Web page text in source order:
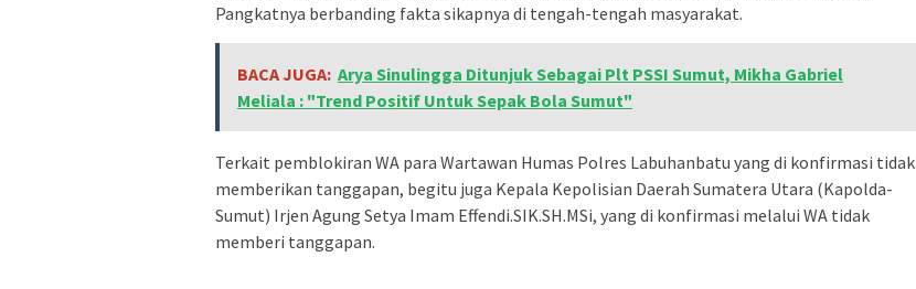
Pangkatnya berbanding fakta sikapnya di tengah-tengah masyarakat.
BACA JUGA: Arya Sinulingga Ditunjuk Sebagai Plt PSSI Sumut, Mikha Gabriel
Meliala : "Trend Positif Untuk Sepak Bola Sumut"
Terkait pemblokiran WA para Wartawan Humas Polres Labuhanbatu yang di konfirmasi tidak
memberikan tanggapan, begitu juga Kepala Kepolisian Daerah Sumatera Utara (Kapolda-
Sumut) Irjen Agung Setya Imam Effendi.SIK.SH.MSi, yang di konfirmasi melalui WA tidak
memberi tanggapan.